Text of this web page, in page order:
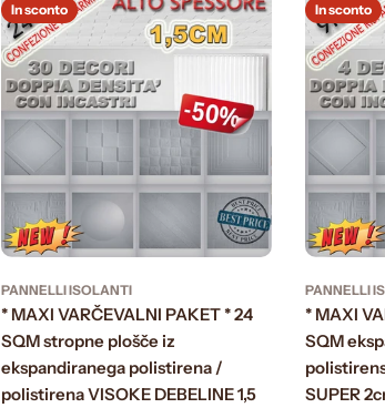
In sconto
PANNELLI ISOLANTI
* MAXI VARČEVALNI PAKET * 24
SQM stropne plošče iz
ekspandiranega polistirena /
polistirena VISOKE DEBELINE 1,5
In sconto
PANNELLI
* MAXI
SQM
SUPER